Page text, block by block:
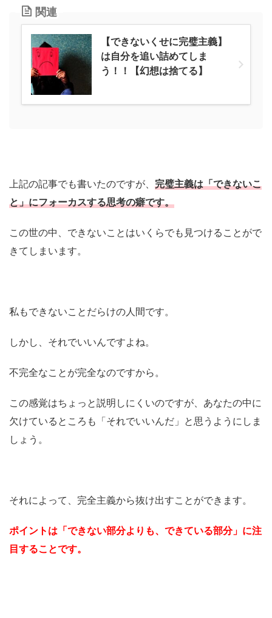
関連
【できないくせに完璧主義】
は自分を追い詰めてしま
う！！【幻想は捨てる】
上記の記事でも書いたのですが、 完璧主義は「できないこ
と」にフォーカスする思考の癖です。
この世の中、できないことはいくらでも見つけることがで
きてしまいます。
私もできないことだらけの人間です。
しかし、それでいいんですよね。
不完全なことが完全なのですから。
この感覚はちょっと説明しにくいのですが、あなたの中に
欠けているところも「それでいいんだ」と思うようにしま
しょう。
それによって、完全主義から抜け出すことができます。
ポイントは「できない部分よりも、できている部分」に注
目することです。